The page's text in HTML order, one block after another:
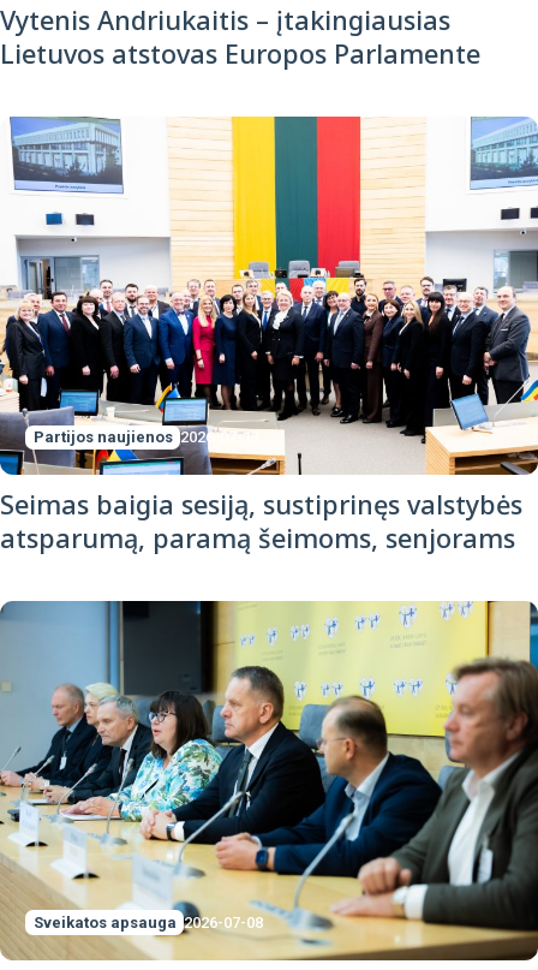
Vytenis Andriukaitis – įtakingiausias
Lietuvos atstovas Europos Parlamente
Partijos naujienos 2026-07-13
Seimas baigia sesiją, sustiprinęs valstybės
atsparumą, paramą šeimoms, senjorams
Sveikatos apsauga 2026-07-08